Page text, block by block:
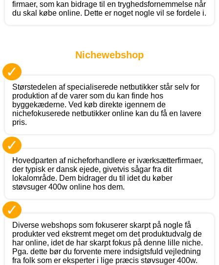
firmaer, som kan bidrage til en tryghedsfornemmelse når
du skal købe online. Dette er noget nogle vil se fordele i.
Nichewebshop
✓
Størstedelen af specialiserede netbutikker står selv for
produktion af de varer som du kan finde hos
byggekæderne. Ved køb direkte igennem de
nichefokuserede netbutikker online kan du få en lavere
pris.
✓
Hovedparten af nicheforhandlere er iværksætterfirmaer,
der typisk er dansk ejede, givetvis sågar fra dit
lokalområde. Dem bidrager du til idet du køber
støvsuger 400w online hos dem.
✓
Diverse webshops som fokuserer skarpt på nogle få
produkter ved ekstremt meget om det produktudvalg de
har online, idet de har skarpt fokus på denne lille niche.
Pga. dette bør du forvente mere indsigtsfuld vejledning
fra folk som er eksperter i lige præcis støvsuger 400w.